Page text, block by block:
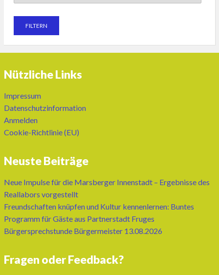
Nützliche Links
Impressum
Datenschutzinformation
Anmelden
Cookie-Richtlinie (EU)
Neuste Beiträge
Neue Impulse für die Marsberger Innenstadt – Ergebnisse des
Reallabors vorgestellt
Freundschaften knüpfen und Kultur kennenlernen: Buntes
Programm für Gäste aus Partnerstadt Fruges
Bürgersprechstunde Bürgermeister 13.08.2026
Fragen oder Feedback?